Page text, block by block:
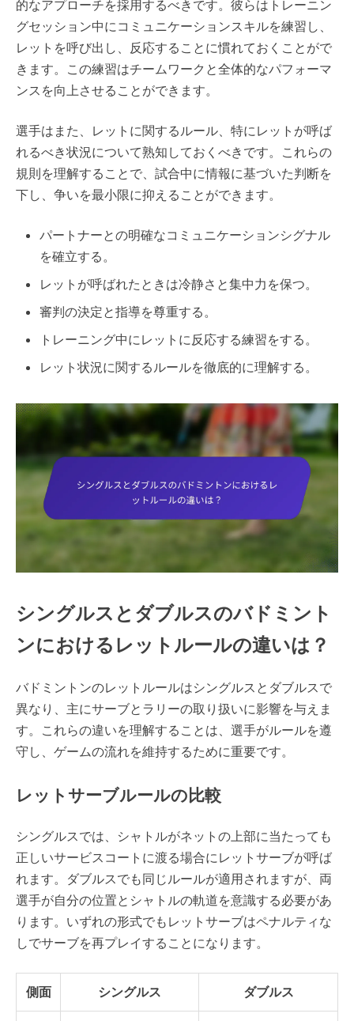
的なアプローチを採用するべきです。彼らはトレーニン
グセッション中にコミュニケーションスキルを練習し、
レットを呼び出し、反応することに慣れておくことがで
きます。この練習はチームワークと全体的なパフォーマ
ンスを向上させることができます。
選手はまた、レットに関するルール、特にレットが呼ば
れるべき状況について熟知しておくべきです。これらの
規則を理解することで、試合中に情報に基づいた判断を
下し、争いを最小限に抑えることができます。
パートナーとの明確なコミュニケーションシグナル
を確立する。
レットが呼ばれたときは冷静さと集中力を保つ。
審判の決定と指導を尊重する。
トレーニング中にレットに反応する練習をする。
レット状況に関するルールを徹底的に理解する。
シングルスとダブルスのバドミント
ンにおけるレットルールの違いは？
バドミントンのレットルールはシングルスとダブルスで
異なり、主にサーブとラリーの取り扱いに影響を与えま
す。これらの違いを理解することは、選手がルールを遵
守し、ゲームの流れを維持するために重要です。
レットサーブルールの比較
シングルスでは、シャトルがネットの上部に当たっても
正しいサービスコートに渡る場合にレットサーブが呼ば
れます。ダブルスでも同じルールが適用されますが、両
選手が自分の位置とシャトルの軌道を意識する必要があ
ります。いずれの形式でもレットサーブはペナルティな
しでサーブを再プレイすることになります。
側面 シングルス ダブルス